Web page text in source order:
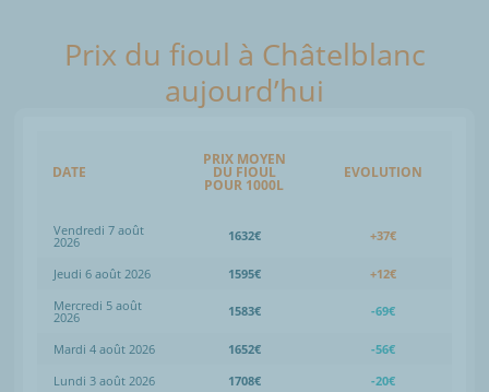
Prix du fioul à Châtelblanc
aujourd’hui
DATE
PRIX MOYEN
DU FIOUL
POUR 1000L
EVOLUTION
Vendredi 7 août
2026 1632€ +37€
Jeudi 6 août 2026 1595€
+12€
Mercredi 5 août
2026 1583€ -69€
Mardi 4 août 2026 1652€
-56€
Lundi 3 août 2026
1708€
-20€